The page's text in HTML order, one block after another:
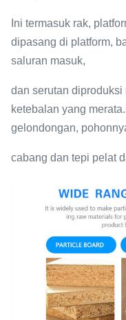
Ini termasuk rak,
dipasang di platform,
saluran masuk,
dan serutan
ketebalan yang
gelondongan,
cabang dan tepi pelat